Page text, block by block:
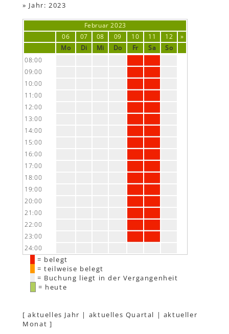
» Jahr: 2023
Februar 2023
06
07 08 09 10 11 12
»
Mo
Di Mi Do Fr Sa
So
08:00
09:00
10:00
11:00
12:00
13:00
14:00
15:00
16:00
17:00
18:00
19:00
20:00
21:00
22:00
23:00
24:00
= belegt
= teilweise belegt
= Buchung liegt in der Vergangenheit
= heute
[aktuelles Jahr | aktuelles Quartal | aktueller
Monat ]